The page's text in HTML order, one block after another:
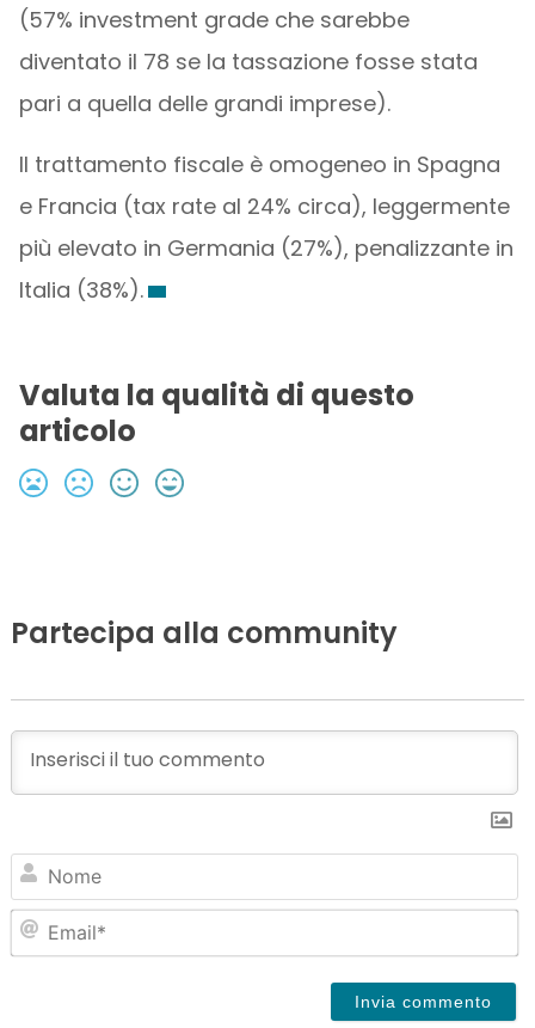
(57% investment grade che sarebbe
diventato il 78 se la tassazione fosse stata
pari a quella delle grandi imprese).
Il trattamento fiscale è omogeneo in Spagna
e Francia (tax rate al 24% circa), leggermente
più elevato in Germania (27%), penalizzante in
Italia (38%).
Valuta la qualità di questo
articolo
Partecipa alla community